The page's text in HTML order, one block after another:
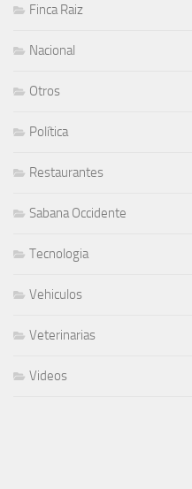
Finca Raiz
Nacional
Otros
Política
Restaurantes
Sabana Occidente
Tecnologia
Vehiculos
Veterinarias
Videos